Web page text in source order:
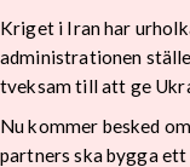
Kriget i Iran har
administrationen
tveksam till att ge
Nu kommer besked
partners ska bygga